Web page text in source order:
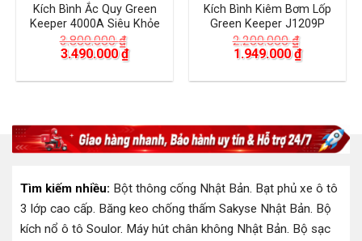
Kích Bình Ắc Quy Green
Keeper 4000A Siêu Khỏe
3.800.000₫
Giá
là:
3.490.000₫Giá
hiện
tại
Kích Bình Kiêm Bơm Lốp
Green Keeper J1209P
2.200.000₫
Giá
là:
1.949.000₫Giá
hiện
tại
Tìm kiếm nhiều: Bột thông cống Nhật Bản. Bạt phủ xe ô tô
3 lớp cao cấp. Băng keo chống thấm Sakyse Nhật Bản. Bộ
kích nổ ô tô Soulor. Máy hút chân không Nhật Bản. Bộ sạc